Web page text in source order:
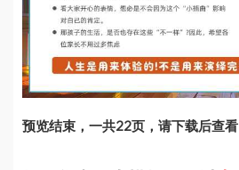
预览结束，一共22页，请下载后查看